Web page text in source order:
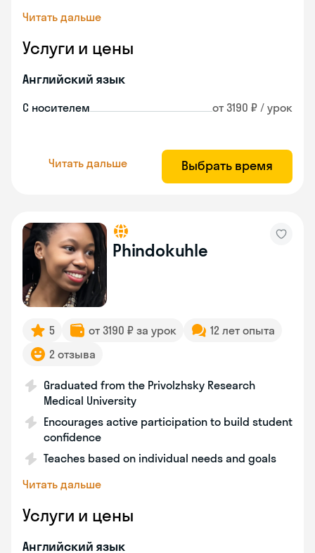
Читать дальше
Услуги и цены
Английский язык
С носителем от 3190 ₽ / урок
Читать дальше Выбрать время
Phindokuhle
5 от 3190 ₽ за урок
12 лет опыта
2 отзыва
Graduated from the Privolzhsky Research
Medical University
Encourages active participation to build student
confidence
Teaches based on individual needs and goals
Читать дальше
Услуги и цены
Английский язык